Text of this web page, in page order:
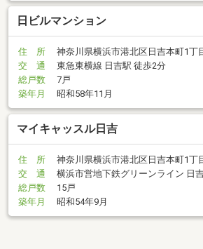
日ビルマンション
住 所
神奈川県横浜市港北区日吉本町1丁
交 通
東急東横線 日吉駅 徒歩2分
総戸数
7戸
築年月
昭和58年11月
マイキャッスル日吉
住 所
神奈川県横浜市港北区日吉本町1丁
交 通
横浜市営地下鉄グリーンライン 日
総戸数
15戸
築年月
昭和54年9月